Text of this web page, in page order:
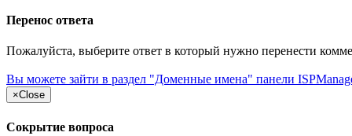
Перенос ответа
Пожалуйста, выберите ответ в который нужно перенести
Вы можете зайти в раздел "Доменные имена" панели
×Close
Сокрытие вопроса